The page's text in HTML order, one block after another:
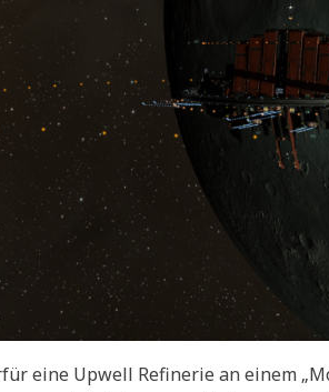
eine Upwell Refinerie an einem